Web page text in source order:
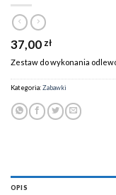
37,00 zł
Zestaw do wykonania
Kategoria:Zabawki
OPIS